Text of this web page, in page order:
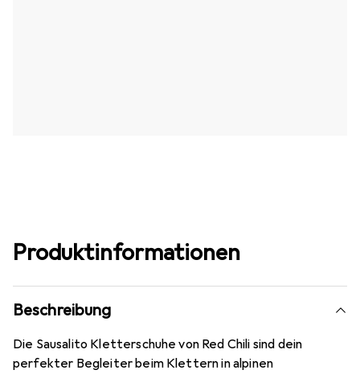
Produktinformationen
Beschreibung
Die Sausalito Kletterschuhe von Red Chili sind dein
perfekter Begleiter beim Klettern in alpinen